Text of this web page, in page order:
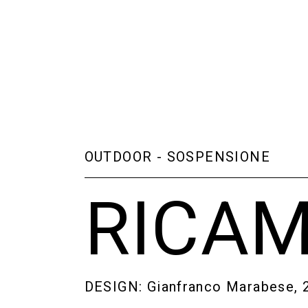
OUTDOOR - SOSPENSIONE
DESIGN: Gianfranco Marabese,